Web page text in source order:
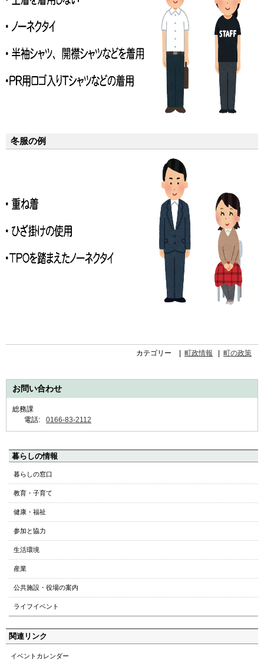
冬服の例
カテゴリー 町政情報 町の政策
お問い合わせ
総務課
電話:
0166-83-2112
ペ
ッ
本
メ
ー
暮らしの情報
暮らしの窓口
教育・子育て
健康・福祉
参加と協力
生活環境
産業
公共施設・役場の案内
ライフイベント
関連リンク
イベントカレンダー